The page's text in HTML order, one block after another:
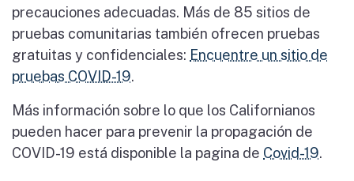
precauciones adecuadas. Más de 85 sitios de
pruebas comunitarias también ofrecen pruebas
gratuitas y confidenciales: Encuentre un sitio de
pruebas COVID-19.
Más información sobre lo que los Californianos
pueden hacer para prevenir la propagación de
COVID-19 está disponible la pagina de Covid-19.